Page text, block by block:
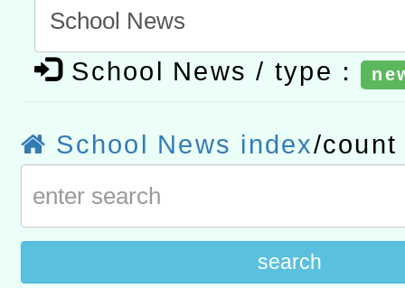
進學校輔導計畫師資專業
計畫
民族教育政策研討會「原
趨勢與發展」
轉知教育部國民及學前教
政府教育局辦理「115年
北場」計畫
函轉國立臺灣師範大學辦
班」招生簡章及EDM
共融平台-教案暨教學示範
章
教育部國民及學前教育署
COVID-19疫苗接種計畫
擴大為「滿6個月以上尚未
School News / type：
School News index/count
search